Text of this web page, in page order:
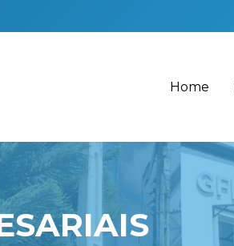
Home